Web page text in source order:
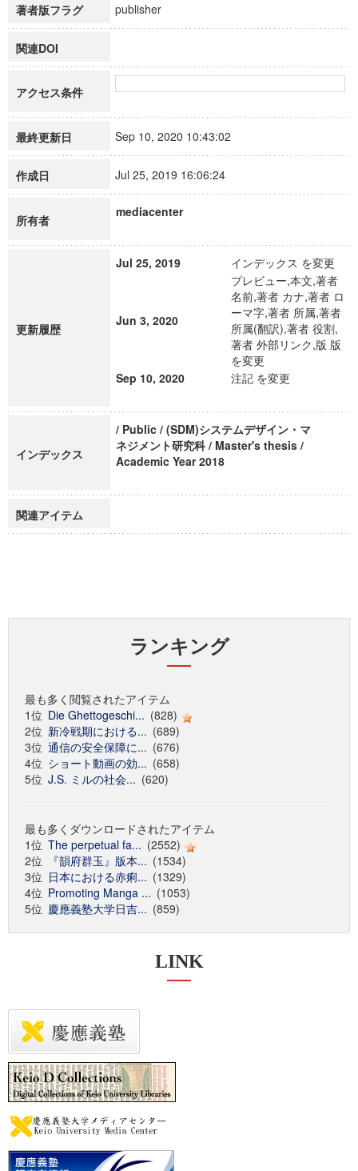
著者版フラグ publisher
関連DOI
アクセス条件
最終更新日 Sep 10, 2020 10:43:02
作成日 Jul 25, 2019 16:06:24
所有者
mediacenter
更新履歴
Jul 25, 2019 インデックス を変更
Jun 3, 2020
プレビュー,本文,著者
名前,著者 カナ,著者 ロ
ーマ字,著者 所属,著者
所属(翻訳),著者 役割,
著者 外部リンク,版 版
を変更
Sep 10, 2020
注記 を変更
インデックス
/ Public / (SDM)システムデザイン・マ
ネジメント研究科 / Master's thesis /
Academic Year 2018
関連アイテム
ランキング
最も多く閲覧されたアイテム
1位 Die Ghettogeschi... (828)
2位 新冷戦期における... (689)
3位 通信の安全保障に... (676)
4位 ショート動画の効... (658)
5位 J.S. ミルの社会... (620)
最も多くダウンロードされたアイテム
1位 The perpetual fa... (2552)
2位
『韻府群玉』版本... (1534)
3位 日本における赤痢... (1329)
4位 Promoting Manga ... (1053)
5位 慶應義塾大学日吉... (859)
LINK